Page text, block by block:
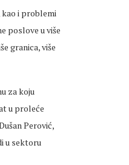
kao i problemi
poslove u više
granica, više
za koju
u proleće
Perović,
u sektoru